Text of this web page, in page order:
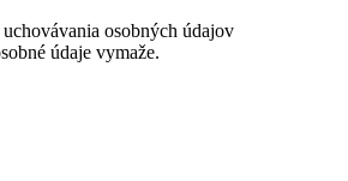
osobných údajov
údaje vymaže.